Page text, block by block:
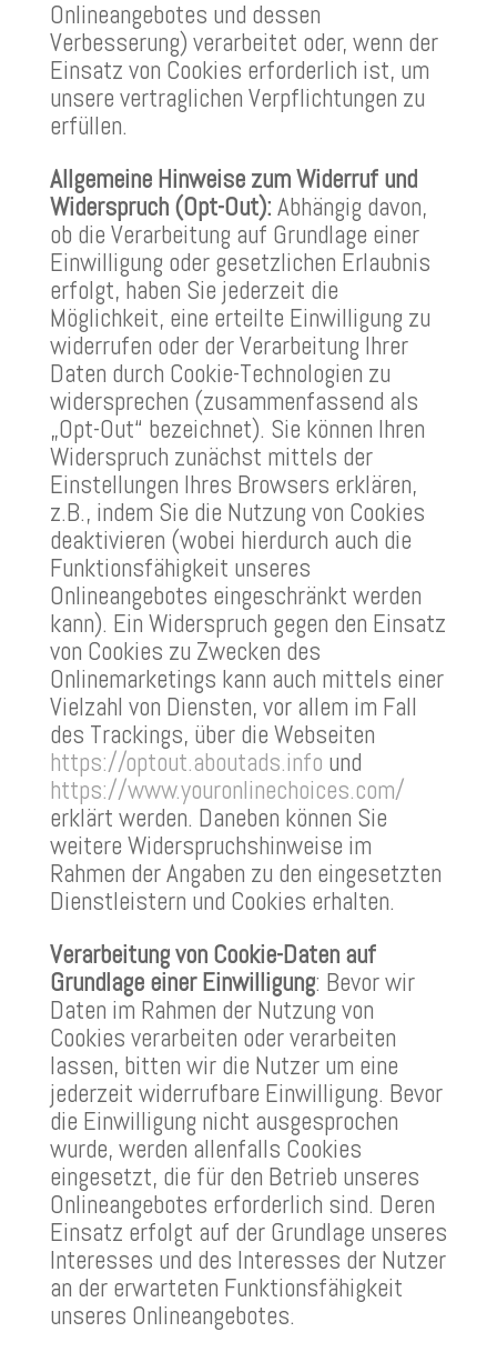
Onlineangebotes und dessen
Verbesserung) verarbeitet oder, wenn der
Einsatz von Cookies erforderlich ist, um
unsere vertraglichen Verpflichtungen zu
erfüllen.
Allgemeine Hinweise zum Widerruf und
Widerspruch (Opt-Out): Abhängig davon,
ob die Verarbeitung auf Grundlage einer
Einwilligung oder gesetzlichen Erlaubnis
erfolgt, haben Sie jederzeit die
Möglichkeit, eine erteilte Einwilligung zu
widerrufen oder der Verarbeitung Ihrer
Daten durch Cookie-Technologien zu
widersprechen (zusammenfassend als
„Opt-Out“ bezeichnet). Sie können Ihren
Widerspruch zunächst mittels der
Einstellungen Ihres Browsers erklären,
z.B., indem Sie die Nutzung von Cookies
deaktivieren (wobei hierdurch auch die
Funktionsfähigkeit unseres
Onlineangebotes eingeschränkt werden
kann). Ein Widerspruch gegen den Einsatz
von Cookies zu Zwecken des
Onlinemarketings kann auch mittels einer
Vielzahl von Diensten, vor allem im Fall
des Trackings, über die Webseiten
https://optout.aboutads.info und
https://www.youronlinechoices.com/
erklärt werden. Daneben können Sie
weitere Widerspruchshinweise im
Rahmen der Angaben zu den eingesetzten
Dienstleistern und Cookies erhalten.
Verarbeitung von Cookie-Daten auf
Grundlage einer Einwilligung: Bevor wir
Daten im Rahmen der Nutzung von
Cookies verarbeiten oder verarbeiten
lassen, bitten wir die Nutzer um eine
jederzeit widerrufbare Einwilligung. Bevor
die Einwilligung nicht ausgesprochen
wurde, werden allenfalls Cookies
eingesetzt, die für den Betrieb unseres
Onlineangebotes erforderlich sind. Deren
Einsatz erfolgt auf der Grundlage unseres
Interesses und des Interesses der Nutzer
an der erwarteten Funktionsfähigkeit
unseres Onlineangebotes.